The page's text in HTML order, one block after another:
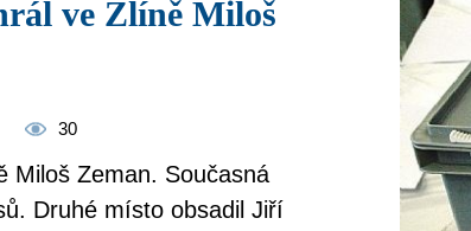
30
Miloš Zeman. Současná
Druhé místo obsadil Jiří